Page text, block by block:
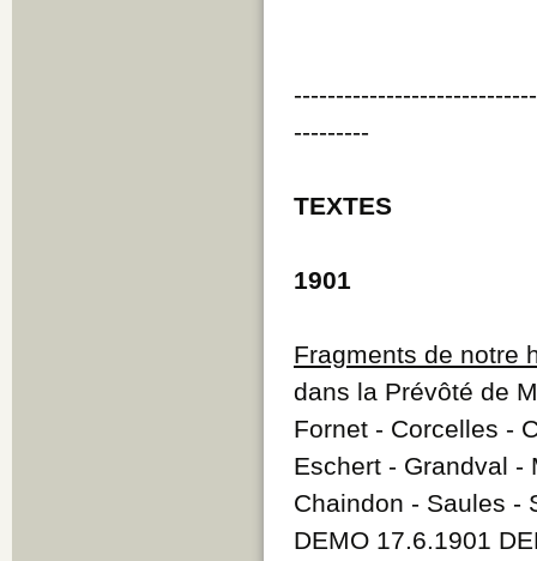
---------
TEXTES
1901
Fragments de notre
dans la Prévôté de
Fornet - Corcelles -
Eschert - Grandval -
Chaindon - Saules -
DEMO 17.6.1901